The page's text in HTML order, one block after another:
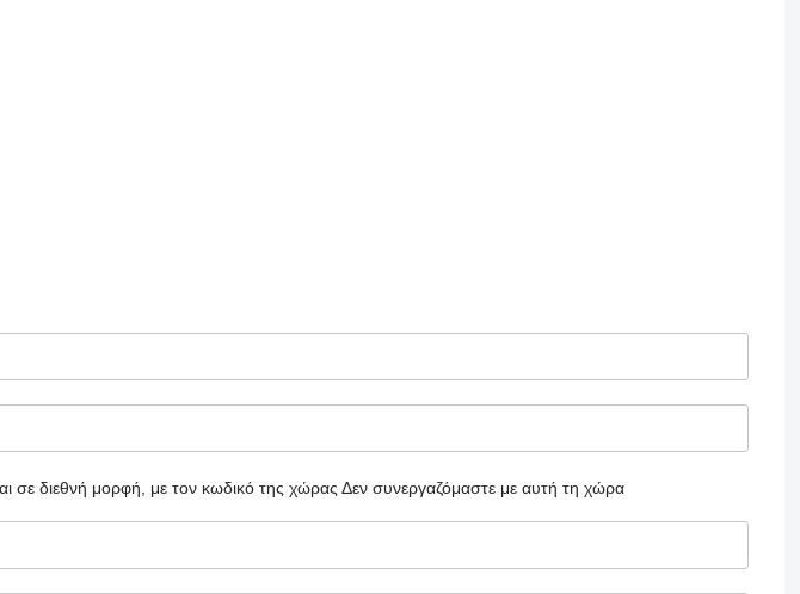
σε διεθνή μορφή, με τον κωδικό της χώρας Δεν συνεργαζόμαστε με αυτή τη χώρα